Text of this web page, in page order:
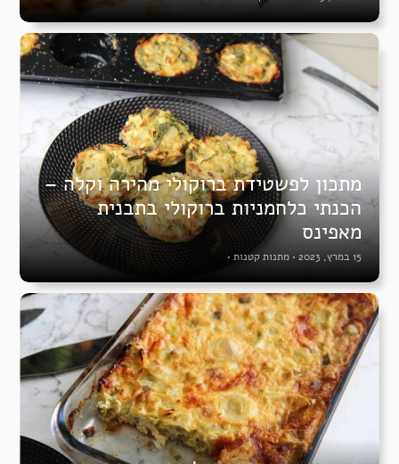
מתכון לפשטידת ברוקולי מהירה וקלה –
הכנתי כלחמניות ברוקולי בתבנית
מאפינס
15 במרץ, 2023 • מתנות קטנות •